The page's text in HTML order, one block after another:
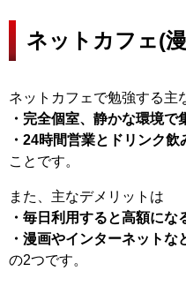
ネットカフェ(
ネットカフェで勉強する主
・完全個室、静かな環境で
・24時間営業とドリンク
ことです。
また、主なデメリットは
・毎日利用すると高額にな
・漫画やインターネットな
の2つです。